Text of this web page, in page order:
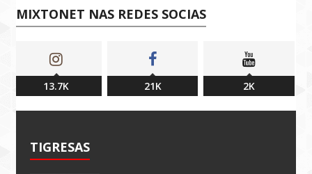
MIXTONET NAS REDES SOCIAS
13.7K 21K 2K
TIGRESAS